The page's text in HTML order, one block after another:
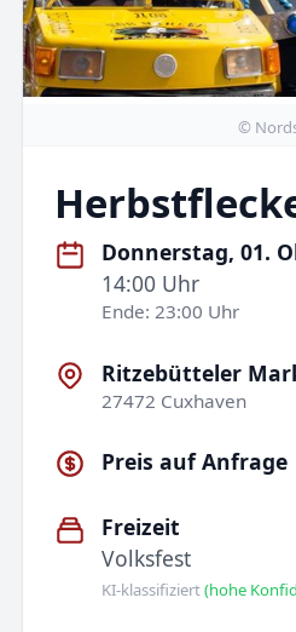
©
Donnerstag, 01.
14:00 Uhr
Ende: 23:00 Uhr
Ritzebütteler
27472 Cuxhaven
Preis auf Anfrage
Freizeit
Volksfest
KI-klassifiziert(hohe